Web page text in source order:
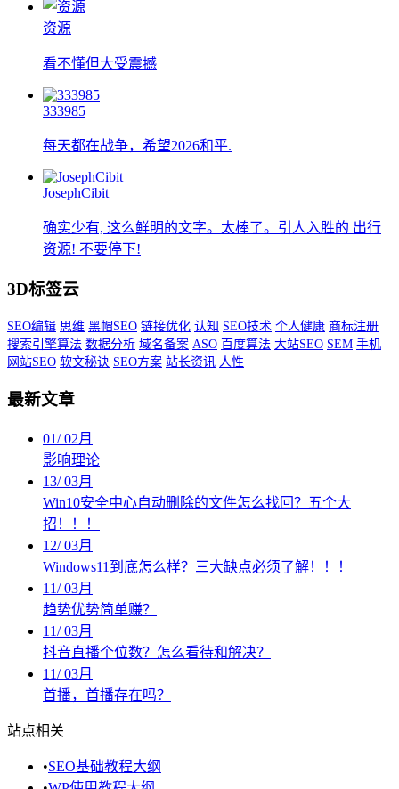
资源
看不懂但大受震撼
333985
每天都在战争，希望2026和平.
JosephCibit
确实少有, 这么鲜明的文字。太棒了。引人入胜的 出行
资源! 不要停下!
3D标签云
SEO编辑 思维 黑帽SEO 链接优化 认知 SEO技术 个人健康 商标注册
搜索引擎算法 数据分析 域名备案 ASO 百度算法 大站SEO SEM 手机
网站SEO 软文秘诀 SEO方案 站长资讯 人性
最新文章
01/02月
影响理论
13/03月
Win10安全中心自动删除的文件怎么找回？五个大
招！！！
12/03月
Windows11到底怎么样？三大缺点必须了解！！！
11/03月
趋势优势简单赚？
11/03月
抖音直播个位数？怎么看待和解决？
11/03月
首播，首播存在吗？
站点相关
•SEO基础教程大纲